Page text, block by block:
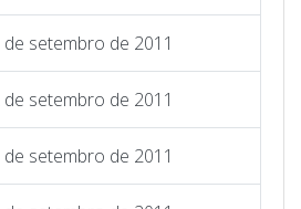
de setembro de 2011
de setembro de 2011
de setembro de 2011